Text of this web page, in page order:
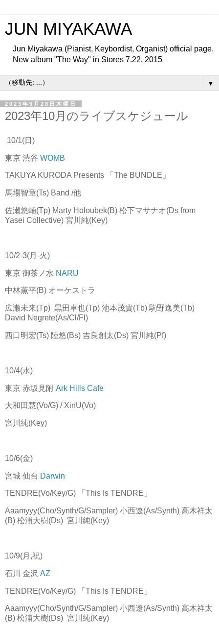
JUN MIYAKAWA
Jun Miyakawa (Pianist, Keybordist, Organist) official page.
New album "The Way" in Stores 7.22, 2015
▼
2023年9月28日木曜日
2023年10月のライブスケジュール
10/1(日)
東京 渋谷 WOMB
TAKUYA KURODA Presents 「The BUNDLE」
馬場智章(Ts) Band /他
佐瀬悠輔(Tp) Marty Holoubek(B) 松下マサナオ(Ds from
Yasei Collective) 宮川純(Key)
10/2-3(月-火)
東京 御茶ノ水 NARU
中林薫平(B) オーケストラ
広瀬未来(Tp) 黒田卓也(Tp) 池本茂貴(Tb) 駒野逸美(Tb)
David Negrete(As/Cl/Fl)
西口明宏(Ts) 陸悠(Bs) 吉良創太(Ds) 宮川純(Pf)
10/4(水)
東京 赤坂見附 Ark Hills Cafe
大和田慧(Vo/G) / XinU(Vo)
宮川純(Key)
10/6(金)
宮城 仙台 Darwin
TENDRE(Vo/Key/G) 「This Is TENDRE」
Aaamyyy(Cho/Synth/G/Sampler) 小西遼(As/Synth) 高木祥太
(B) 松浦大樹(Ds) 宮川純(Key)
10/9(月,祝)
石川 金沢 AZ
TENDRE(Vo/Key/G) 「This Is TENDRE」
Aaamyyy(Cho/Synth/G/Sampler) 小西遼(As/Synth) 高木祥太
(B) 松浦大樹(Ds) 宮川純(Key)